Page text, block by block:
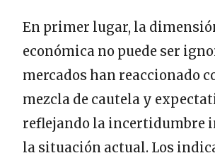
En primer lugar, la
económica no puede ser
mercados han reaccionado
mezcla de cautela y
reflejando la incertidumbre
la situación actual. Los